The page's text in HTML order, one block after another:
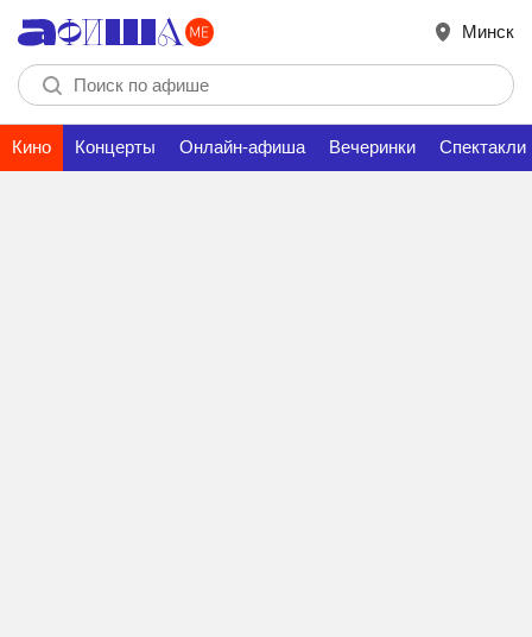
Минск
Кино Концерты Онлайн-афиша Вечеринки Спектакли